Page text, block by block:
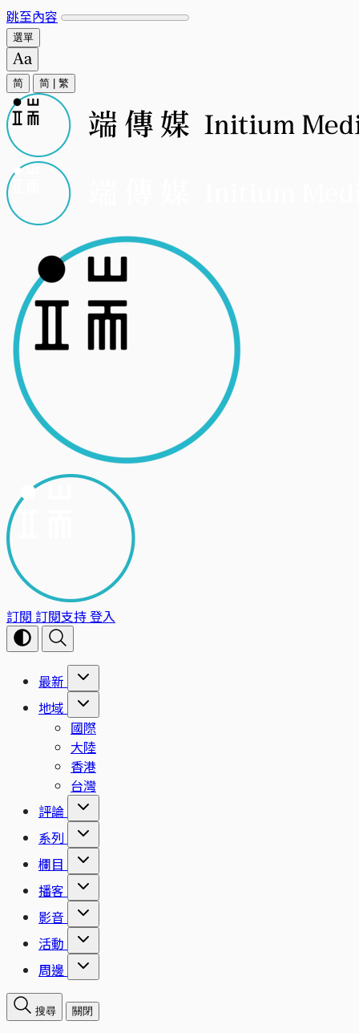
跳至內容
選單
简 简 繁
訂閱 訂閱支持登入
最新
地域
國際
大陸
香港
台灣
評論
系列
欄目
播客
影音
活動
周邊
搜尋 關閉